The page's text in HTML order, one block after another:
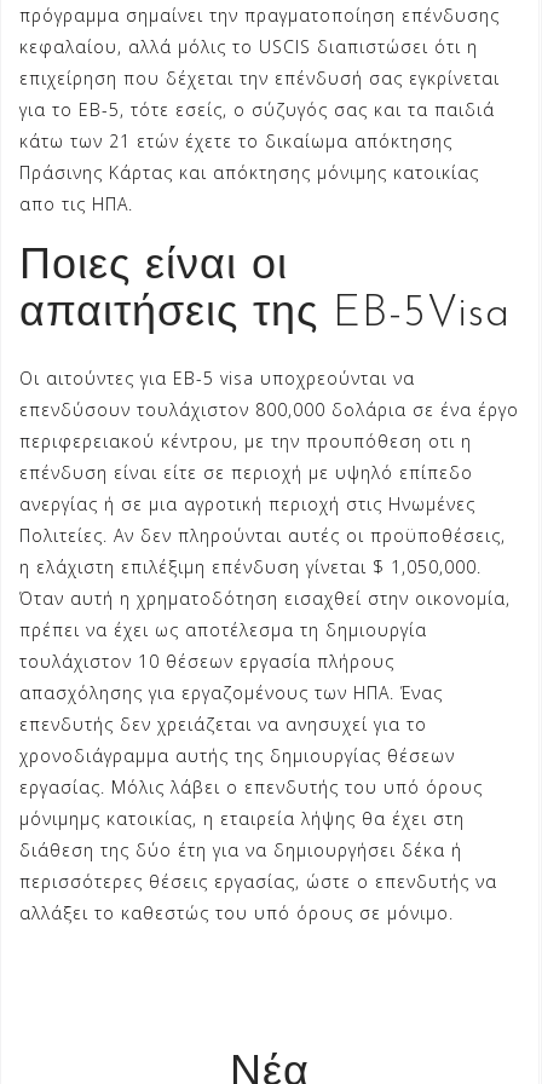
πρόγραμμα σημαίνει την πραγματοποίηση επένδυσης
κεφαλαίου, αλλά μόλις το USCIS διαπιστώσει ότι η
επιχείρηση που δέχεται την επένδυσή σας εγκρίνεται
για το EB-5, τότε εσείς, ο σύζυγός σας και τα παιδιά
κάτω των 21 ετών έχετε το δικαίωμα απόκτησης
Πράσινης Κάρτας και απόκτησης μόνιμης κατοικίας
απο τις ΗΠΑ.
Ποιες είναι οι
απαιτήσεις της EB-5Visa
Οι αιτούντες για EB-5 visa υποχρεούνται να
επενδύσουν τουλάχιστον 800,000 δολάρια σε ένα έργο
περιφερειακού κέντρου, με την προυπόθεση οτι η
επένδυση είναι είτε σε περιοχή με υψηλό επίπεδο
ανεργίας ή σε μια αγροτική περιοχή στις Ηνωμένες
Πολιτείες. Αν δεν πληρούνται αυτές οι προϋποθέσεις,
η ελάχιστη επιλέξιμη επένδυση γίνεται $ 1,050,000.
Όταν αυτή η χρηματοδότηση εισαχθεί στην οικονομία,
πρέπει να έχει ως αποτέλεσμα τη δημιουργία
τουλάχιστον 10 θέσεων εργασία πλήρους
απασχόλησης για εργαζομένους των ΗΠΑ. Ένας
επενδυτής δεν χρειάζεται να ανησυχεί για το
χρονοδιάγραμμα αυτής της δημιουργίας θέσεων
εργασίας. Μόλις λάβει ο επενδυτής του υπό όρους
μόνιμημς κατοικίας, η εταιρεία λήψης θα έχει στη
διάθεση της δύο έτη για να δημιουργήσει δέκα ή
περισσότερες θέσεις εργασίας, ώστε ο επενδυτής να
αλλάξει το καθεστώς του υπό όρους σε μόνιμο.
Νέα